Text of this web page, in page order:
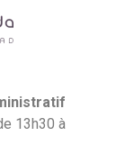
13h30 à